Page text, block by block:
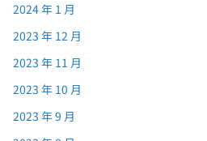
2024 年 1 月
2023 年 12 月
2023 年 11 月
2023 年 10 月
2023 年 9 月